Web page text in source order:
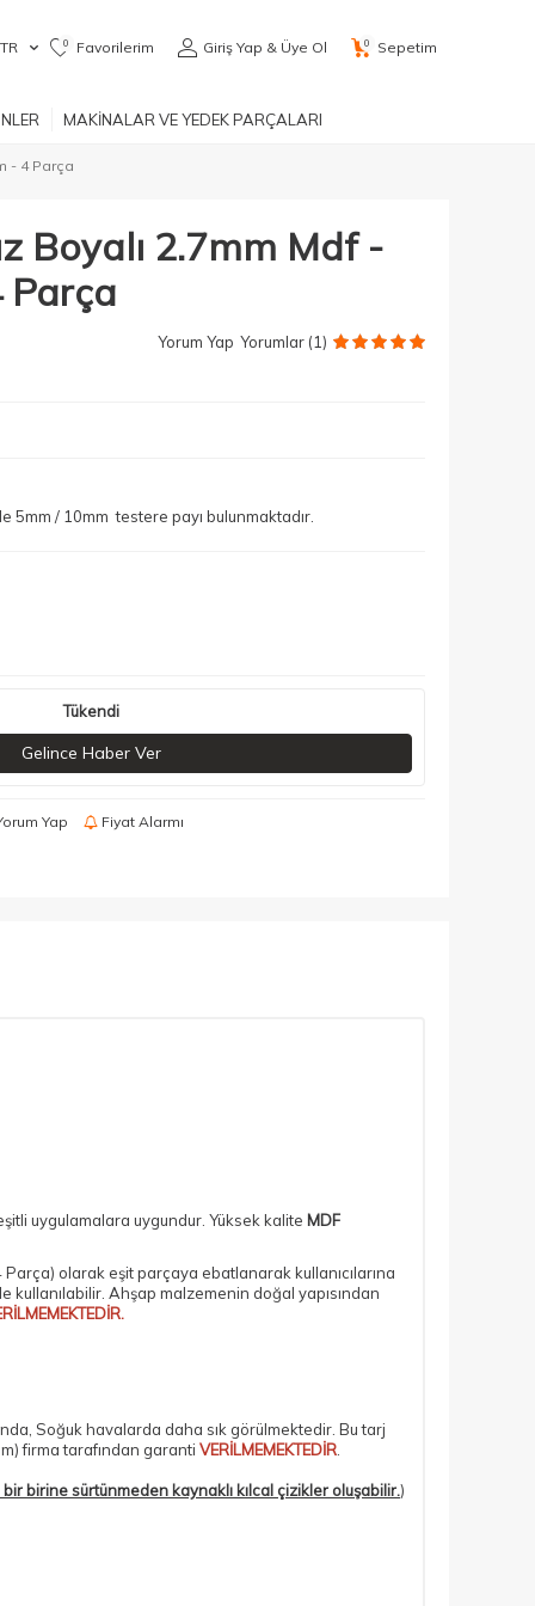
TR 0 Favorilerim Giriş Yap & Üye Ol 0 Sepetim
MAKİNALAR VE YEDEK PARÇALARI
- 4 Parça
Boyalı 2.7mm Mdf -
Yorum Yap Yorumlar (1)
5mm / 10mm testere payı bulunmaktadır.
Tükendi
Gelince Haber Ver
Yap Fiyat Alarmı
uygulamalara uygundur. Yüksek kalite MDF
Parça) olarak eşit parçaya ebatlanarak kullanıcılarına
Ahşap malzemenin doğal yapısından
Soğuk havalarda daha sık görülmektedir. Bu tarj
firma tarafından garanti VERİLMEMEKTEDİR
birine sürtünmeden kaynaklı kılcal çizikler oluşabilir.)